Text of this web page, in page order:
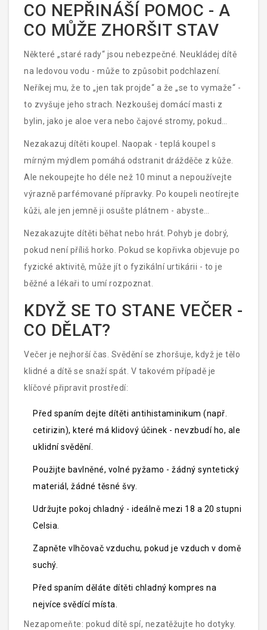
CO NEPŘINÁŠÍ POMOC - A
CO MŮŽE ZHORŠIT STAV
Některé „staré rady“ jsou nebezpečné. Neukládej dítě
na ledovou vodu - může to způsobit podchlazení.
Neříkej mu, že to „jen tak projde“ a že „se to vymaže“ -
to zvyšuje jeho strach. Nezkoušej domácí masti z
bylin, jako je aloe vera nebo čajové stromy, pokud
nevíš, zda nejsou alergenní. Některé byliny mohou
způsobit ještě horší reakci.
Nezakazuj dítěti koupel. Naopak - teplá koupel s
mírným mýdlem pomáhá odstranit drážděče z kůže.
Ale nekoupejte ho déle než 10 minut a nepoužívejte
výrazně parfémované přípravky. Po koupeli neotírejte
kůži, ale jen jemně ji osušte plátnem - abyste
neodstranili přirozenou vrstvu ochrany.
Nezakazujte dítěti běhat nebo hrát. Pohyb je dobrý,
pokud není příliš horko. Pokud se kopřivka objevuje po
fyzické aktivitě, může jít o fyzikální urtikárii - to je
běžné a lékaři to umí rozpoznat.
KDYŽ SE TO STANE VEČER -
CO DĚLAT?
Večer je nejhorší čas. Svědění se zhoršuje, když je tělo
klidné a dítě se snaží spát. V takovém případě je
klíčové připravit prostředí:
Před spaním dejte dítěti antihistaminikum (např.
cetirizin), které má klidový účinek - nevzbudí ho, ale
uklidní svědění.
Použijte bavlněné, volné pyžamo - žádný syntetický
materiál, žádné těsné švy.
Udržujte pokoj chladný - ideálně mezi 18 a 20 stupni
Celsia.
Zapněte vlhčovač vzduchu, pokud je vzduch v domě
suchý.
Před spaním děláte dítěti chladný kompres na
nejvíce svědící místa.
Nezapomeňte: pokud dítě spí, nezatěžujte ho dotyky.